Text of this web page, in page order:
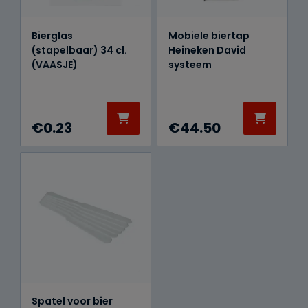
Bierglas
(stapelbaar) 34 cl.
(VAASJE)
€0.23
Mobiele biertap
Heineken David
systeem
€44.50
Spatel voor bier